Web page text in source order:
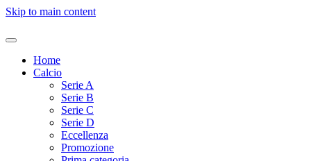
Skip to main content
Home
Calcio
Serie A
Serie B
Serie C
Serie D
Eccellenza
Promozione